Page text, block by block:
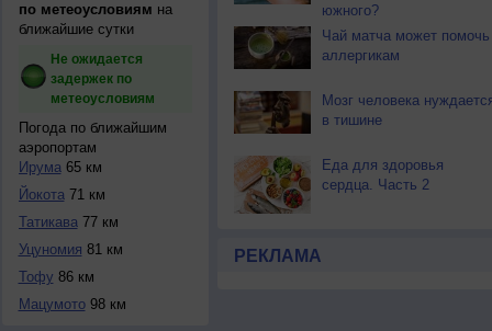
по метеоусловиям на
ближайшие сутки
Не ожидается
задержек по
метеоусловиям
Погода по ближайшим
аэропортам
Ирума65 км
Йокота71 км
Татикава77 км
Уцуномия 81 км
Тофу 86 км
Мацумото98 км
южного?
Чай матча может помочь
аллергикам
Мозг человека
в тишине
Еда для здоровья
сердца. Часть 2
РЕКЛАМА